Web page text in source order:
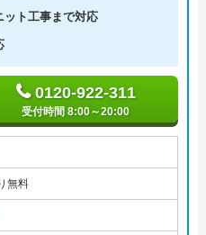
ット工事まで対応
0120-922-311
受付時間 8:00～20:00
無料